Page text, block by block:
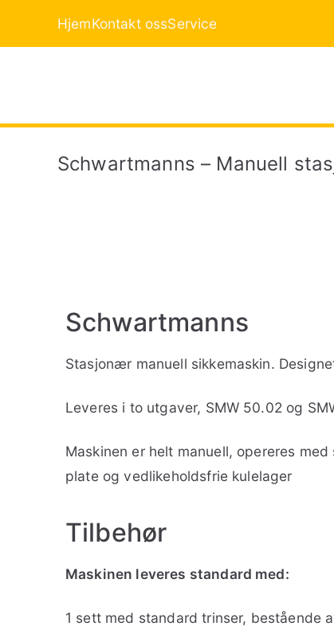
HjemKontakt ossService
Schwartmanns – Manuell
Schwartmanns
Stasjonær manuell sikkemaskin.
Leveres i to utgaver, SMW 50.02 og
Maskinen er helt manuell, opereres
plate og vedlikeholdsfrie kulelager
Tilbehør
Maskinen leveres standard med:
1 sett med standard trinser, bestående